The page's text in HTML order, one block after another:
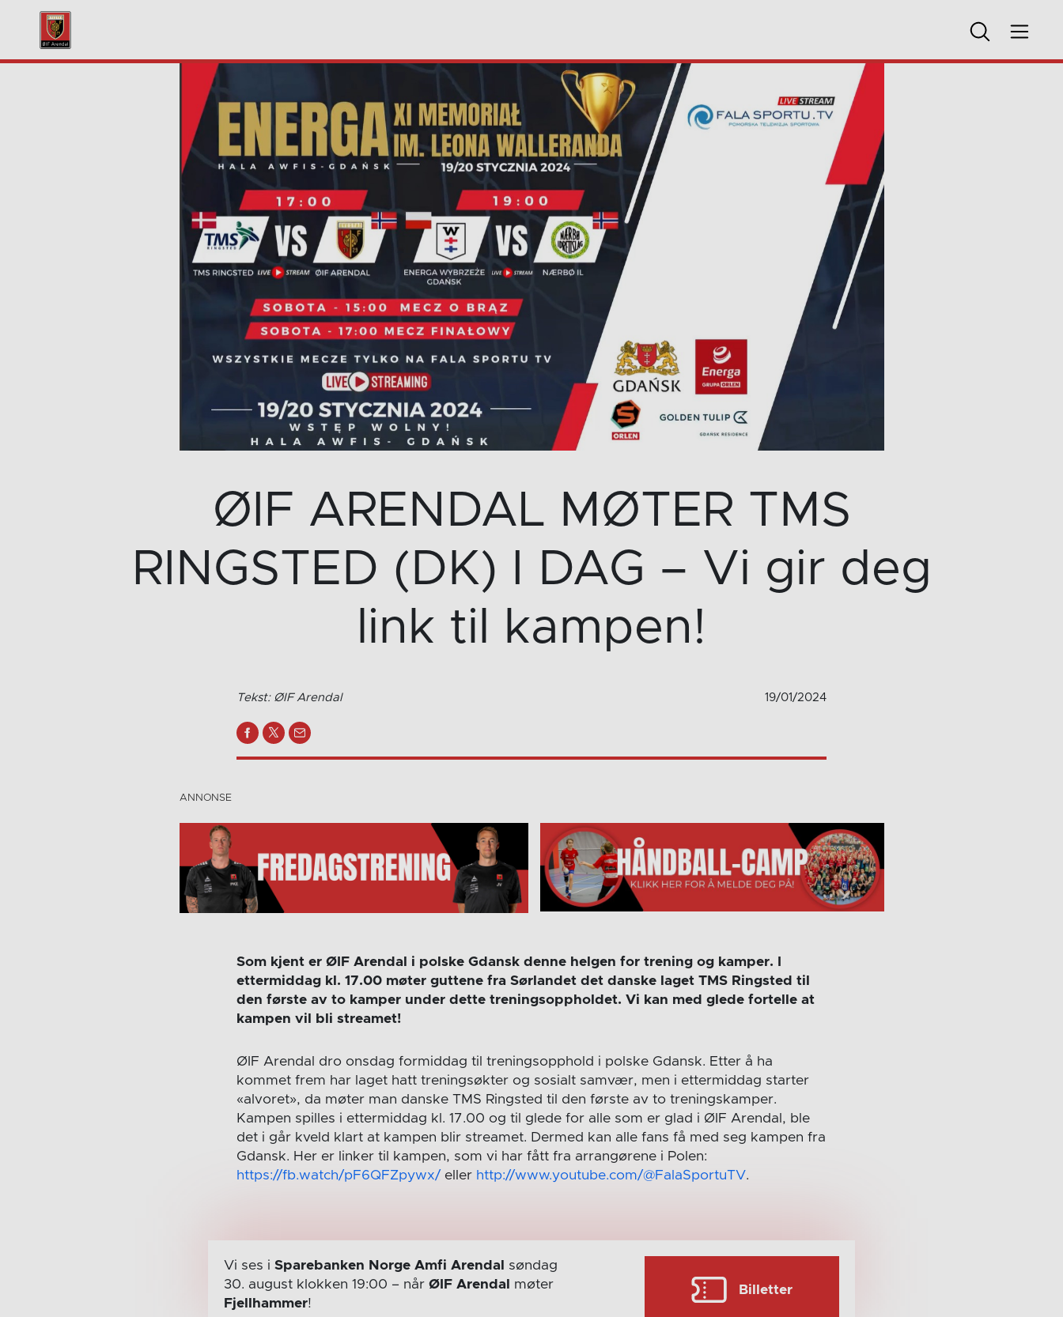
ØIF ARENDAL MØTER TMS
RINGSTED (DK) I DAG – Vi gir deg
link til kampen!
Tekst: ØIF Arendal 19/01/2024
Som kjent er ØIF Arendal i polske Gdansk denne helgen for trening og kamper. I
ettermiddag kl. 17.00 møter guttene fra Sørlandet det danske laget TMS Ringsted til
den første av to kamper under dette treningsoppholdet. Vi kan med glede fortelle at
kampen vil bli streamet!
ØIF Arendal dro onsdag formiddag til treningsopphold i polske Gdansk. Etter å ha
kommet frem har laget hatt treningsøkter og sosialt samvær, men i ettermiddag starter
«alvoret», da møter man danske TMS Ringsted til den første av to treningskamper.
Kampen spilles i ettermiddag kl. 17.00 og til glede for alle som er glad i ØIF Arendal, ble
det i går kveld klart at kampen blir streamet. Dermed kan alle fans få med seg kampen fra
Gdansk. Her er linker til kampen, som vi har fått fra arrangørene i Polen:
https://fb.watch/pF6QFZpywx/ eller http://www.youtube.com/@FalaSportuTV.
Vi ses i Sparebanken Norge Amfi Arendal
søndag
30. august klokken 19:00 – når ØIF Arendal
møter
Fjellhammer!
Billetter